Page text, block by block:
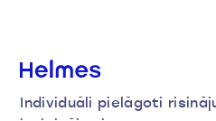
Individuāli pielāgoti